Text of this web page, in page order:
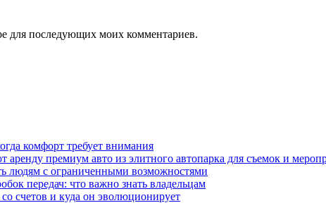
для последующих моих комментариев.
комфорт требует внимания
премиум авто из элитного автопарка для съемок и
людям с ограниченными возможностями
передач: что важно знать владельцам
счетов и куда он эволюционирует